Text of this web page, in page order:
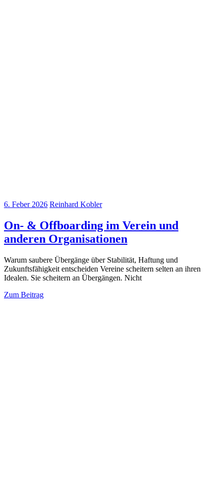
6. Feber 2026 Reinhard Kobler
On- & Offboarding im Verein und
anderen Organisationen
Warum saubere Übergänge über Stabilität, Haftung und
Zukunftsfähigkeit entscheiden Vereine scheitern selten an ihren
Idealen. Sie scheitern an Übergängen. Nicht
Zum Beitrag